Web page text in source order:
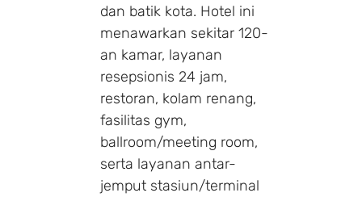
dan batik kota. Hotel ini
menawarkan sekitar 120-
an kamar, layanan
resepsionis 24 jam,
restoran, kolam renang,
fasilitas gym,
ballroom/meeting room,
serta layanan antar-
jemput stasiun/terminal